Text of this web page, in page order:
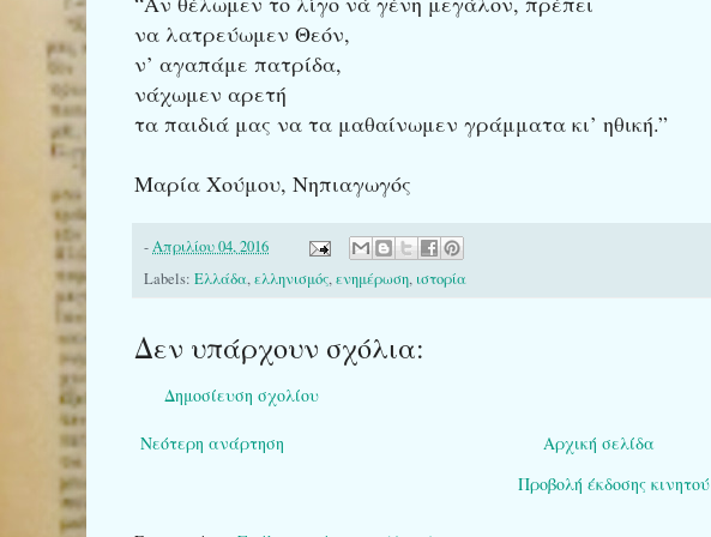
να λατρεύωμεν Θεόν,
ν’ αγαπάμε πατρίδα,
νάχωμεν αρετή
τα παιδιά μας να τα μαθαίνωμεν γράμματα κι’ ηθική.”
Μαρία Χούμου, Νηπιαγωγός
-Απριλίου 04, 2016
Labels: Ελλάδα,ελληνισμός,ενημέρωση, ιστορία
Δεν υπάρχουν σχόλια:
Δημοσίευση σχολίου
Νεότερη ανάρτηση
Αρχική σελίδα
Προβολή έκδοσης κινητού